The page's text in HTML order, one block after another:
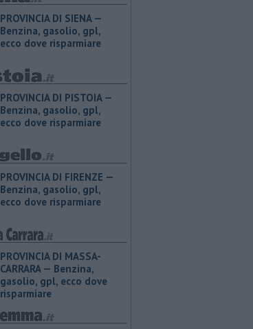
PROVINCIA DI SIENA — ​
Benzina, gasolio, gpl,
ecco dove risparmiare
PROVINCIA DI PISTOIA — ​
Benzina, gasolio, gpl,
ecco dove risparmiare
PROVINCIA DI FIRENZE — ​
Benzina, gasolio, gpl,
ecco dove risparmiare
PROVINCIA DI MASSA-
CARRARA — ​Benzina,
gasolio, gpl, ecco dove
risparmiare